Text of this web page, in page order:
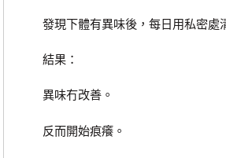
發現下體有異味後，每日用私密處
結果：
異味冇改善。
反而開始痕癢。